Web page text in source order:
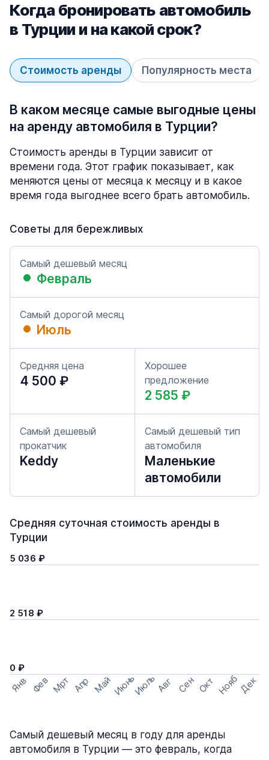
Когда бронировать автомобиль
в Турции и на какой срок?
Стоимость аренды Популярность места
В каком месяце самые выгодные цены
на аренду автомобиля в Турции?
Стоимость аренды в Турции зависит от
времени года. Этот график показывает, как
меняются цены от месяца к месяцу и в какое
время года выгоднее всего брать автомобиль.
Советы для бережливых
Самый дешевый месяц
Февраль
Самый дорогой месяц
Июль
Средняя цена
4 500 ₽
Хорошее
предложение
2 585 ₽
Самый дешевый
прокатчик
Keddy
Самый дешевый тип
автомобиля
Маленькие
автомобили
Средняя суточная стоимость аренды в
Турции
5 036 ₽
2 518 ₽
0 ₽
Янв Фев Мрт Апр МайИюньИюльАвг Сен Окт НоябДек
Самый дешевый месяц в году для аренды
автомобиля в Турции — это февраль, когда